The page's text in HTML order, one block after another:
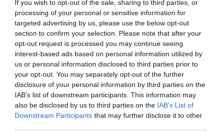
If you wish to opt-out of the sale, sharing to third parties, or
processing of your personal or sensitive information for
targeted advertising by us, please use the below opt-out
section to confirm your selection. Please note that after your
opt-out request is processed you may continue seeing
interest-based ads based on personal information utilized by
us or personal information disclosed to third parties prior to
your opt-out. You may separately opt-out of the further
disclosure of your personal information by third parties on the
IAB’s list of downstream participants. This information may
also be disclosed by us to third parties on the IAB’s List of
Downstream Participants that may further disclose it to other
Wróciłbyś do tego hotelu?
TAK
szczegóły
Libia Denise
Kolumbia
Sierpień 2012
Rodzina z dużymi dziećmi
DOBRY
7/10
El acceso a Internet debería estar incluido en las habitaciones y con un
mejor ancho de banda. Con cobro, el precio de internet para 9 días es una
opción buena, pero el costo por hora es muy alto, dada la importancia que
tiene hoy este servicio en forma permanente, incluso si se está en plan de
turismo. El hotel no está mal, pero pueden mejorarlo y hacerlo más
acogedor. Los alrededores en la noche son desagradables, parecen